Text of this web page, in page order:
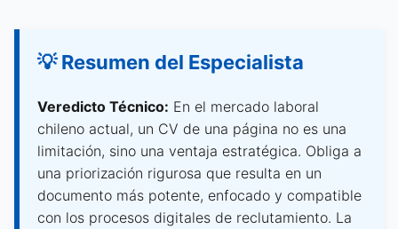
💡 Resumen del Especialista
Veredicto Técnico: En el mercado laboral
chileno actual, un CV de una página no es una
limitación, sino una ventaja estratégica. Obliga a
una priorización rigurosa que resulta en un
documento más potente, enfocado y compatible
con los procesos digitales de reclutamiento. La